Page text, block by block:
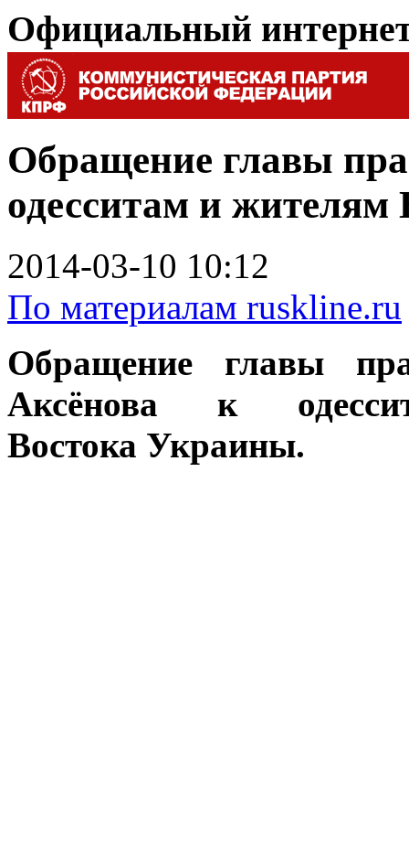
Официальный
Обращение главы
одесситам и
2014-03-10 10:12
По материалам ruskline.ru
Обращение главы
Аксёнова к
Востока Украины.